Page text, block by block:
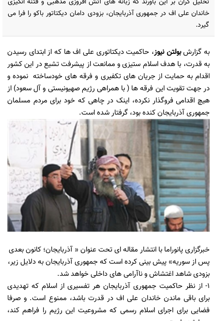
خاندان علی اف در جمهوری آذربایجان، بزودی دامان دیکتاتور باکو را فرا می
گیرد.
به گزارشبولتن نیوز، حاکمیت دیکتاتوری علی اف ها که از ابتدای رسیدن
به قدرت، با هدف اسلام ستیزی و ممانعت از پیشرفت تشیع در این کشور
اقدام به حمایت از جریان های تکفیری و فرقه های خودساخته نموده و
در جهت تقویت این فرقه ها ( با همراهی رژیم صهیونیستی و آل سعود) از
هیچ اقدامی فروگذار نکرده، اینک در چاهی که خود برای مردم مسلمان
جمهوری آذربایجان کنده بود، گرفتار شده است.
خبرگزاری پانوراما با انتشار مقاله ای تحت عنوان « آذربایجان؛ کانون بعدی
پس از سوریه» پیش بینی کرده است که جمهوری آذربایجان به دلایل زیر،
بزودی شاهد اغتشاش و ناآرامی های داخلی خواهد شد.
1- از نظر حاکمیت جمهوری آذربایجان هر تفسیری از اسلام که تهدیدی
برای باقی ماندن خاندان علی اف در قدرت باشد، ممنوع است. و صرفا
فضایی برای اجرای اسلام رسمی که مشروعیت این رژیم را فراهم کند،